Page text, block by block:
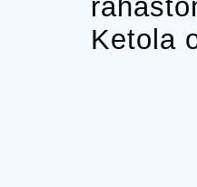
Ketola